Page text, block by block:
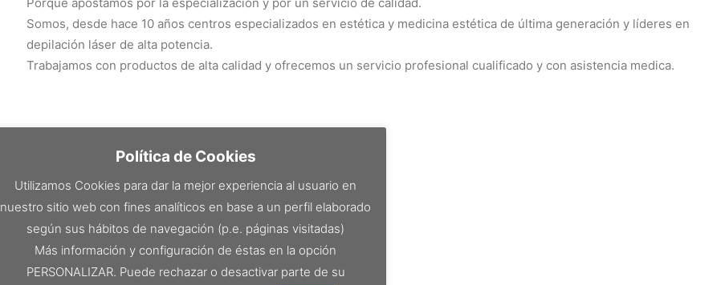
Somos, desde hace 10 años centros especializados en estética y medicina estética de última generación y líderes en
depilación láser de alta potencia.
Trabajamos con productos de alta calidad y ofrecemos un servicio profesional cualificado y con asistencia medica.
Política de Cookies
Utilizamos Cookies para dar la mejor experiencia al usuario en
nuestro sitio web con fines analíticos en base a un perfil elaborado
según sus hábitos de navegación (p.e. páginas visitadas)
Más información y configuración de éstas en la opción
PERSONALIZAR. Puede rechazar o desactivar parte de su